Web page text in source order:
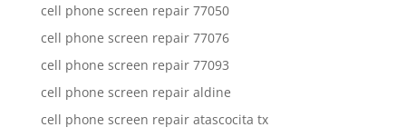
cell phone screen repair 77050
cell phone screen repair 77076
cell phone screen repair 77093
cell phone screen repair aldine
cell phone screen repair atascocita tx